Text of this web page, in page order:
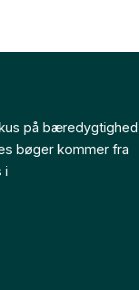
på bæredygtighed
bøger kommer fra
i